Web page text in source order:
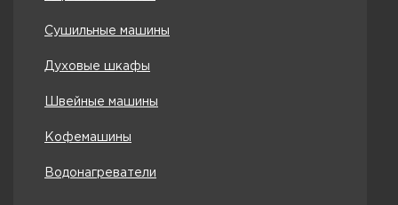
Сушильные машины
Духовые шкафы
Швейные машины
Кофемашины
Водонагреватели